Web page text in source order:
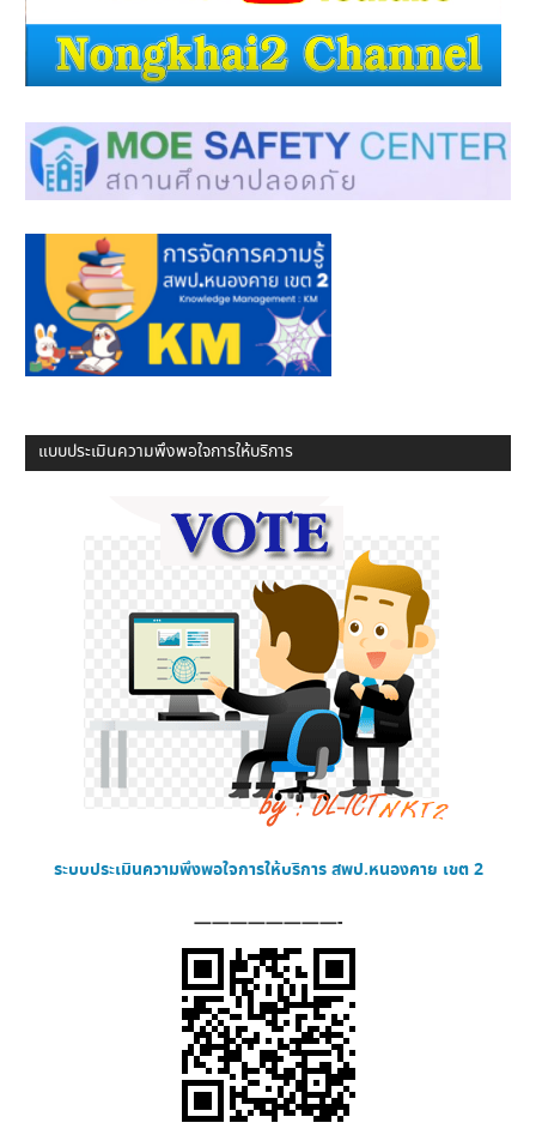
แบบประเมินความพึงพอใจการให้บริการ
ระบบประเมินความพึงพอใจการให้บริการสพป.หนองคาย เขต 2
————————-